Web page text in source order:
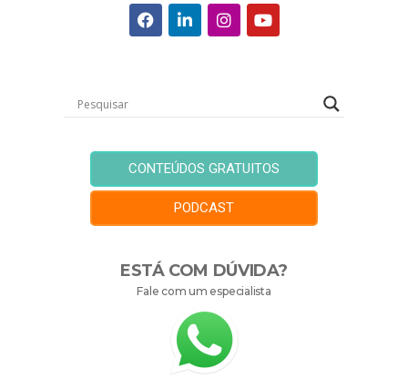
CONTEÚDOS GRATUITOS
PODCAST
ESTÁ COM DÚVIDA?
Fale com um especialista